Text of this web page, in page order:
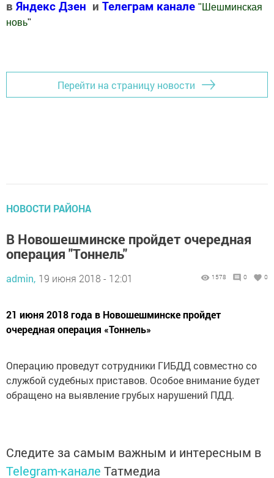
в Яндекс Дзен и Телеграм канале "Шешминская
новь"
Перейти на страницу новости
НОВОСТИ РАЙОНА
В Новошешминске пройдет очередная
операция "Тоннель"
admin, 19 июня 2018 - 12:01 1578 0 0
21 июня 2018 года в Новошешминске пройдет
очередная операция «Тоннель»
Операцию проведут сотрудники ГИБДД совместно со
службой судебных приставов. Особое внимание будет
обращено на выявление грубых нарушений ПДД.
Следите за самым важным и интересным в
Telegram-канале Татмедиа